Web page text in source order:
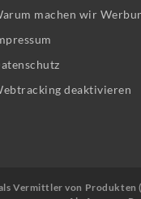
machen wir
deaktivieren
Vermittler von